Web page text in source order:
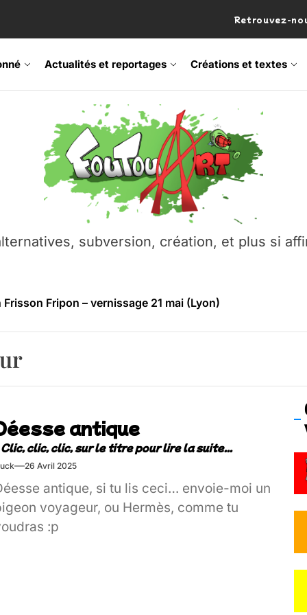
Retrouvez-
Actualités et reportages Créations et textes
subversion, création, et plus si
Fripon – vernissage 21 mai (Lyon)
Festival – Samedi 18 juillet (Vaulx-en-Velin)
– Ŝtono, un livre réalisé par Michaël Moretti & Pierre
contre l’A412 à l’Établi (Haute-Savoie)
Fripon – vernissage 21 mai (Lyon)
Festival – Samedi 18 juillet (Vaulx-en-Velin)
antique
26 Avril 2025
antique, si tu lis ceci… envoie-moi un
voyageur, ou Hermès, comme tu
:p